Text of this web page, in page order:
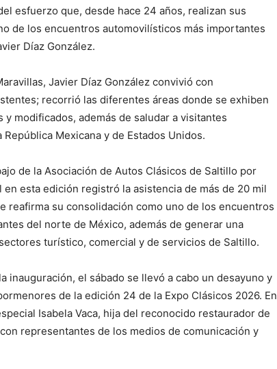
esfuerzo que, desde hace 24 años, realizan sus
de los encuentros automovilísticos más importantes
Díaz González.
Javier Díaz González convivió con
recorrió las diferentes áreas donde se exhiben
modificados, además de saludar a visitantes
Mexicana y de Estados Unidos.
de la Asociación de Autos Clásicos de Saltillo por
esta edición registró la asistencia de más de 20 mil
reafirma su consolidación como uno de los encuentros
del norte de México, además de generar una
turístico, comercial y de servicios de Saltillo.
inauguración, el sábado se llevó a cabo un desayuno y
de la edición 24 de la Expo Clásicos 2026. En
Isabela Vaca, hija del reconocido restaurador de
representantes de los medios de comunicación y